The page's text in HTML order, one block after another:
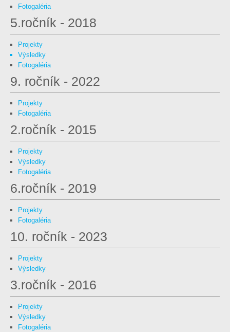
Fotogaléria
5.ročník - 2018
Projekty
Výsledky
Fotogaléria
9. ročník - 2022
Projekty
Fotogaléria
2.ročník - 2015
Projekty
Výsledky
Fotogaléria
6.ročník - 2019
Projekty
Fotogaléria
10. ročník - 2023
Projekty
Výsledky
3.ročník - 2016
Projekty
Výsledky
Fotogaléria